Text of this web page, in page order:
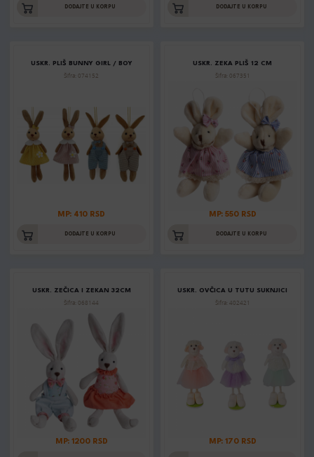
DODAJTE U KORPU DODAJTE U KORPU
USKR. PLIŠ BUNNY GIRL / BOY
Šifra: 074152
MP: 410 RSD
DODAJTE U KORPU
USKR. ZEKA PLIŠ 12 CM
Šifra: 067351
MP: 550 RSD
DODAJTE U KORPU
USKR. ZEČICA I ZEKAN 32CM
Šifra: 068144
MP: 1200 RSD
USKR. OVČICA U TUTU SUKNJICI
Šifra: 402421
MP: 170 RSD